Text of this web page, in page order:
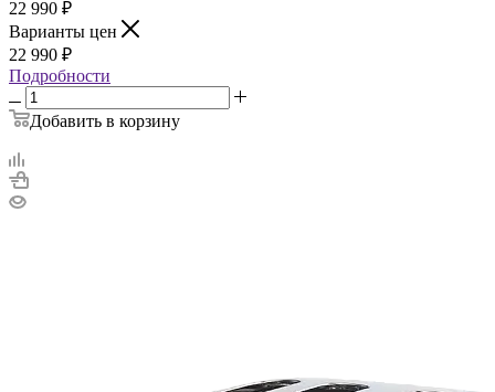
22 990 ₽
Варианты цен
22 990 ₽
Подробности
Добавить в корзину